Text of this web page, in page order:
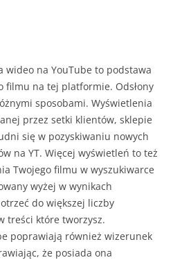
wideo na YouTube to podstawa
filmu na tej platformie. Odsłony
sposobami. Wyświetlenia
przez setki klientów, sklepie
się w pozyskiwaniu nowych
na YT. Więcej wyświetleń to też
Twojego filmu w wyszukiwarce
wyżej w wynikach
do większej liczby
treści które tworzysz.
poprawiają również wizerunek
że posiada ona